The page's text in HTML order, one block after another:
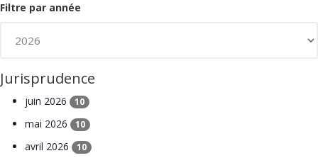
Filtre par année
Jurisprudence
juin 2026 10
mai 2026 10
avril 2026 10